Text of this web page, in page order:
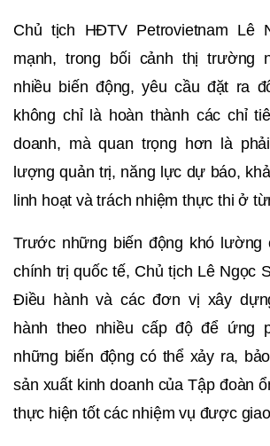
Chủ tịch HĐTV Petrovietnam Lê
mạnh, trong bối cảnh thị trường
nhiều biến động, yêu cầu đặt ra
không chỉ là hoàn thành các chỉ
doanh, mà quan trọng hơn là
lượng quản trị, năng lực dự báo,
linh hoạt và trách nhiệm thực thi ở
Trước những biến động khó lường
chính trị quốc tế, Chủ tịch Lê Ngọc
Điều hành và các đơn vị xây
hành theo nhiều cấp độ để ứng
những biến động có thể xảy ra,
sản xuất kinh doanh của Tập đoàn
thực hiện tốt các nhiệm vụ được